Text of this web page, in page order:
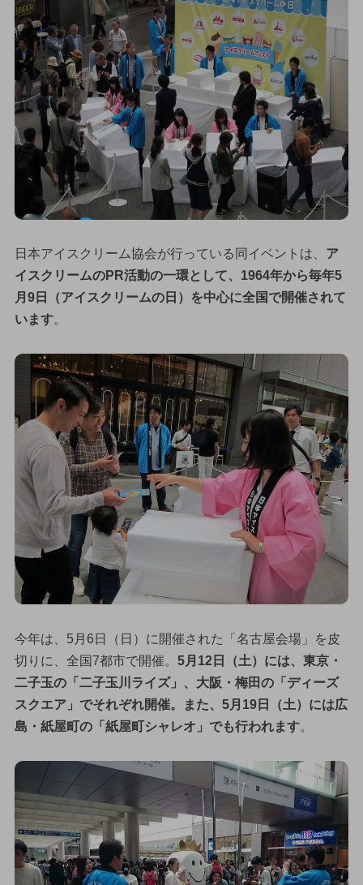
日本アイスクリーム協会が行っている同イベントは、 ア
イスクリームのPR活動の一環として、1964年から毎年5
月9日（アイスクリームの日）を中心に全国で開催されて
います。
今年は、5月6日（日）に開催された「名古屋会場」を皮
切りに、全国7都市で開催。 5月12日（土）には、東京・
二子玉の「二子玉川ライズ」、大阪・梅田の「ディーズ
スクエア」でそれぞれ開催。また、5月19日（土）には広
島・紙屋町の「紙屋町シャレオ」でも行われます。